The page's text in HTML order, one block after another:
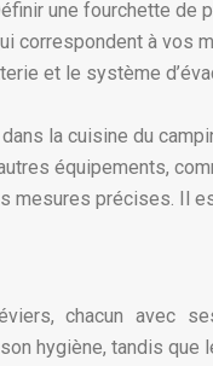
une fourchette de
correspondent à vos
et le système
la cuisine du
équipements,
mesures précises. Il
chacun avec
hygiène, tandis